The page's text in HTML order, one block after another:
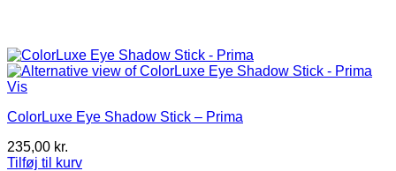
Vis
ColorLuxe Eye Shadow Stick – Prima
235,00 kr.
Tilføj til kurv